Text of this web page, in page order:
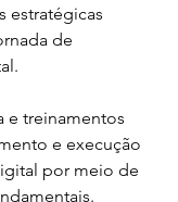
estratégicas
de
e treinamentos
e execução
por meio de